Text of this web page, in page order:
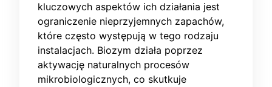
kluczowych aspektów ich działania jest
ograniczenie nieprzyjemnych zapachów,
które często występują w tego rodzaju
instalacjach. Biozym działa poprzez
aktywację naturalnych procesów
mikrobiologicznych, co skutkuje